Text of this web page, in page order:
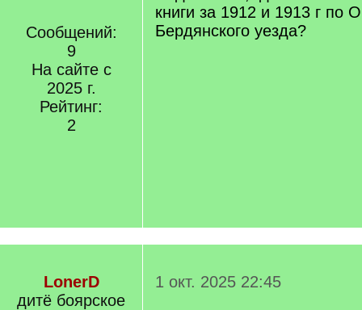
Сообщений:
9
На сайте с
2025 г.
Рейтинг:
2
книги за 1912 и 1913 г по
Бердянского уезда?
LonerD
дитё боярское
1 окт. 2025 22:45